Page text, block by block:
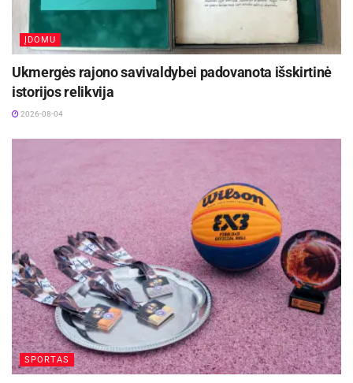
ĮDOMU
Ukmergės rajono savivaldybei padovanota išskirtinė
istorijos relikvija
2026-08-04
SPORTAS